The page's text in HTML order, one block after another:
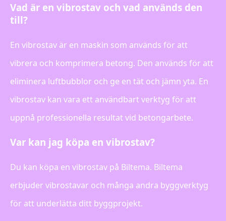
Vad är en vibrostav och vad används den
till?
En vibrostav är en maskin som används för att
vibrera och komprimera betong. Den används för att
eliminera luftbubblor och ge en tät och jämn yta. En
vibrostav kan vara ett användbart verktyg för att
uppnå professionella resultat vid betongarbete.
Var kan jag köpa en vibrostav?
Du kan köpa en vibrostav på Biltema. Biltema
erbjuder vibrostavar och många andra byggverktyg
för att underlätta ditt byggprojekt.